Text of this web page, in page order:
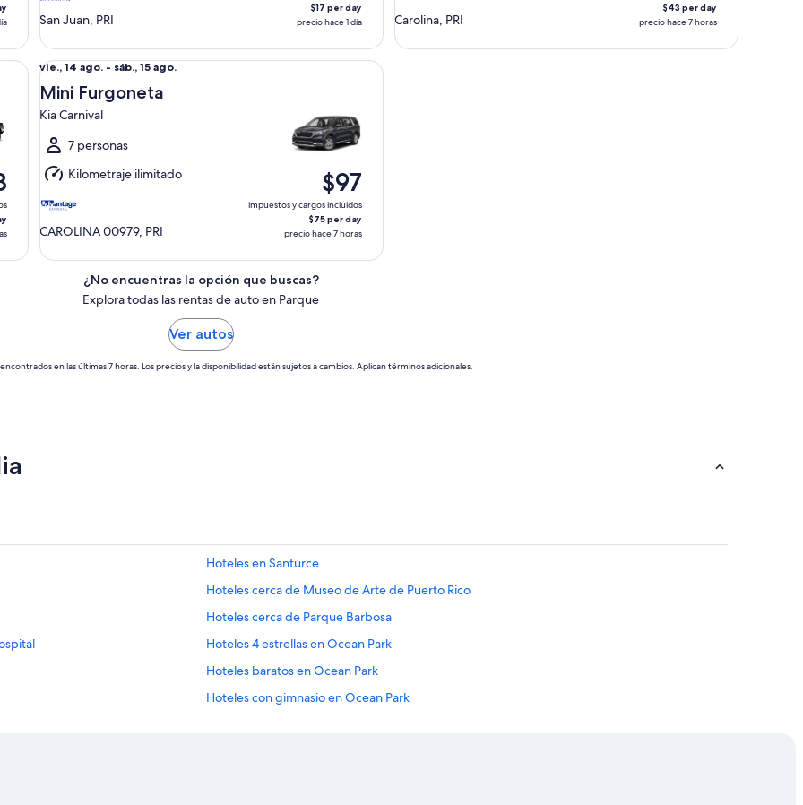
San Juan, PRI
$17 per day
precio hace 1 día
Carolina, PRI
$43 per day
precio hace 7 horas
Del
vie.,
14
ago.
al
sáb.,
15
ago.
vie., 14 ago. - sáb., 15 ago.
Mini Furgoneta
Kia Carnival
7 personas
Kilometraje ilimitado
CAROLINA 00979, PRI
$97
impuestos y cargos incluidos
$75 per day
precio hace 7 horas
Mini Furgoneta Kia Carnival
¿No encuentras la opción que buscas?
Explora todas las rentas de auto en Parque
Ver autos
en las últimas 7 horas. Los precios y la disponibilidad están sujetos a cambios. Aplican términos adicionales.
Hoteles en Santurce
Hoteles cerca de Museo de Arte de Puerto Rico
Hoteles cerca de Parque Barbosa
Hoteles 4 estrellas en Ocean Park
Hoteles baratos en Ocean Park
Hoteles con gimnasio en Ocean Park